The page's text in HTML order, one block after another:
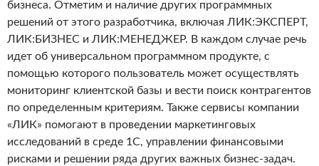
бизнеса. Отметим и наличие других программных
решений от этого разработчика, включая ЛИК:ЭКСПЕРТ,
ЛИК:БИЗНЕС и ЛИК:МЕНЕДЖЕР. В каждом случае речь
идет об универсальном программном продукте, с
помощью которого пользователь может осуществлять
мониторинг клиентской базы и вести поиск контрагентов
по определенным критериям. Также сервисы компании
«ЛИК» помогают в проведении маркетинговых
исследований в среде 1С, управлении финансовыми
рисками и решении ряда других важных бизнес-задач.